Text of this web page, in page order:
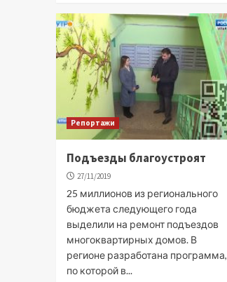
Репортажи
Подъезды благоустроят
27/11/2019
25 миллионов из регионального
бюджета следующего года
выделили на ремонт подъездов
многоквартирных домов. В
регионе разработана программа,
по которой в...